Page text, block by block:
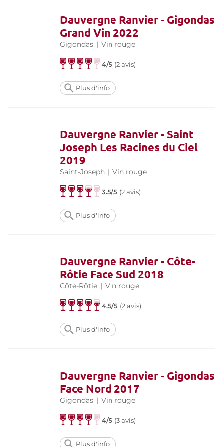
Dauvergne Ranvier - Gigondas
Grand Vin 2022
Gigondas | Vin rouge
4/5 (2 avis)
Plus d'info
Dauvergne Ranvier - Saint
Joseph Les Racines du Ciel
2019
Saint-Joseph | Vin rouge
3.5/5 (2 avis)
Plus d'info
Dauvergne Ranvier - Côte-
Rôtie Face Sud 2018
Côte-Rôtie | Vin rouge
4.5/5 (2 avis)
Plus d'info
Dauvergne Ranvier - Gigondas
Face Nord 2017
Gigondas | Vin rouge
4/5 (3 avis)
Plus d'info